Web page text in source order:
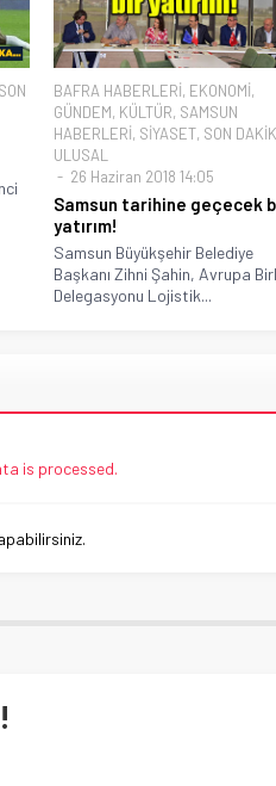
SON
BAFRA HABERLERİ, EKONOMİ,
GÜNDEM, KÜLTÜR, SAMSUN
HABERLERİ, SİYASET, SON
ULUSAL
26 Haziran 2018 14:05
Samsun tarihine geçecek
yatırım!
Samsun Büyükşehir Belediye
Başkanı Zihni Şahin, Avrupa
Delegasyonu Lojistik...
is processed.